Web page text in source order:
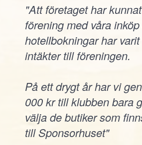
"Att företaget har
förening med våra
hotellbokningar har
intäkter till föreningen.
På ett drygt år har vi
000 kr till klubben bara
välja de butiker som
till Sponsorhuset"